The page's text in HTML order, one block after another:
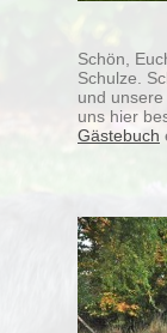
Schön,
Schulze.
und
uns hier
Gästebuch